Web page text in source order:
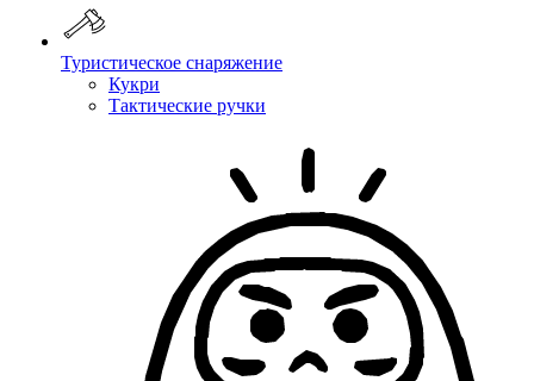
Туристическое снаряжение
Кукри
Тактические ручки